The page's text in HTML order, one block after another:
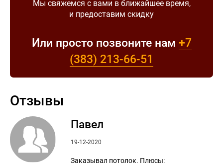
Мы свяжемся с вами в ближайшее время,
и предоставим скидку
Или просто позвоните нам +7
(383) 213-66-51
Отзывы
Павел
19-12-2020
Заказывал потолок. Плюсы: